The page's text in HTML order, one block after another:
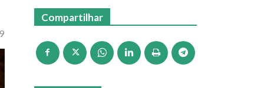
Compartilhar